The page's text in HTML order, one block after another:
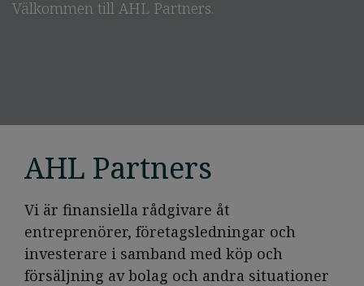
Välkommen till AHL Partners.
AHL Partners
Vi är finansiella rådgivare åt
entreprenörer, företagsledningar och
investerare i samband med köp och
försäljning av bolag och andra situationer